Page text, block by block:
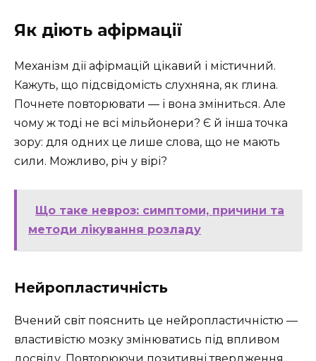
Як діють афірмації
Механізм дії афірмацій цікавий і містичний.
Кажуть, що підсвідомість слухняна, як глина.
Почнете повторювати — і вона зміниться. Але
чому ж тоді не всі мільйонери? Є й інша точка
зору: для одних це лише слова, що не мають
сили. Можливо, річ у вірі?
Що таке невроз: симптоми, причини та
методи лікування розладу
Нейропластичність
Вчений світ пояснить це нейропластичністю —
властивістю мозку змінюватись під впливом